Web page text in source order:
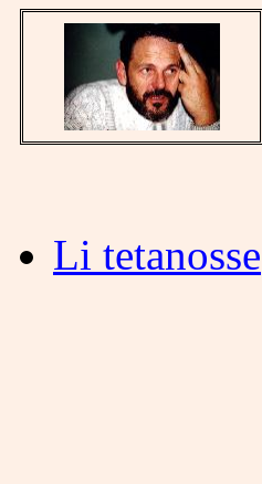
Li tetanosse